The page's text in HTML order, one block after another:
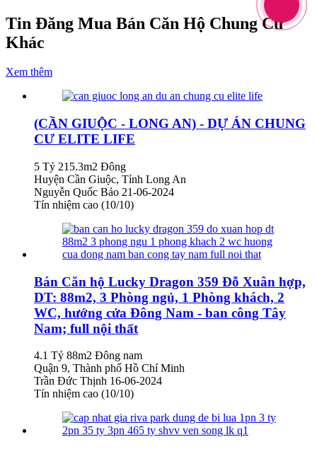
Tin Đăng Mua Bán Căn Hộ Chung Cư
Khác
Xem thêm
(CẦN GIUỘC - LONG AN) - DỰ ÁN CHUNG
CƯ ELITE LIFE
5 Tỷ 215.3m2 Đông
Huyện Cần Giuộc, Tỉnh Long An
Nguyễn Quốc Bảo 21-06-2024
Tín nhiệm cao (10/10)
Bán Căn hộ Lucky Dragon 359 Đỗ Xuân hợp,
DT: 88m2, 3 Phòng ngủ, 1 Phòng khách, 2
WC, hướng cửa Đông Nam - ban công Tây
Nam; full nội thất
4.1 Tỷ 88m2 Đông nam
Quận 9, Thành phố Hồ Chí Minh
Trần Đức Thịnh 16-06-2024
Tín nhiệm cao (10/10)